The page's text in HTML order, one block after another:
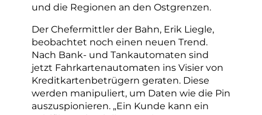
und die Regionen an den Ostgrenzen.
Der Chefermittler der Bahn, Erik Liegle,
beobachtet noch einen neuen Trend.
Nach Bank- und Tankautomaten sind
jetzt Fahrkartenautomaten ins Visier von
Kreditkartenbetrügern geraten. Diese
werden manipuliert, um Daten wie die Pin
auszuspionieren. „Ein Kunde kann ein